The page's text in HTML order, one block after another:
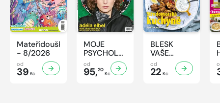
Mateřídouška
- 8/2026
od
39 Kč
MOJE
PSYCHOLOGIE
- 8/2026
od
95,20
Kč
BLESK
VAŠE
RECEPTY -
8/2026
od
22 Kč